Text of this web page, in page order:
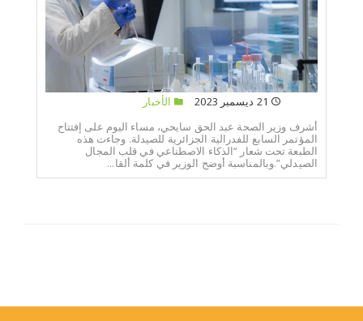
الأخبار
أشرف وزير الصحة عبد الحق سايحي، مساء اليوم على إفتتاح
المؤتمر السابع للفدرالية الجزائرية للصيدلة. وجاءت هذه
الطبعة تحت شعار “الذكاء الاصطناعي في قلب المجال
الصيدلي”.وبالمناسبة أوضح الوزير في كلمة ألقا...